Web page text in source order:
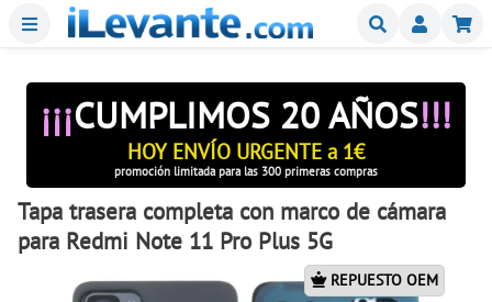
Menu Buscar
¡¡¡CUMPLIMOS 20 AÑOS!!!
HOY ENVÍO URGENTE a 1€
promoción limitada para las 300 primeras compras
Tapa trasera completa con marco de cámara
para Redmi Note 11 Pro Plus 5G
REPUESTO OEM